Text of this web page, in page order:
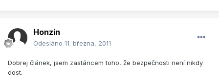
Honzin
Odesláno 11. března, 2011
Dobrej článek, jsem zastáncem toho, že bezpečnosti není nikdy
dost.